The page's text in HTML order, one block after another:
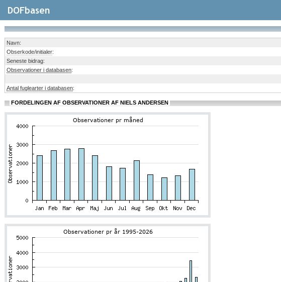
Navn:
Obserkode/initialer:
Seneste bidrag:
Observationer i databasen:
Antal fuglearter i databasen:
FORDELINGEN AF OBSERVATIONER AF NIELS ANDERSEN